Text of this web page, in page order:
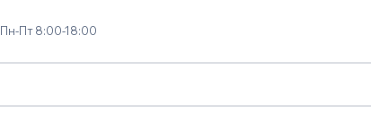
Пн-Пт 8:00-18:00